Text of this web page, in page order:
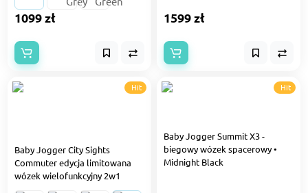
1099 zł 1599 zł
Hit
Baby Jogger City Sights
Commuter edycja limitowana
wózek wielofunkcyjny 2w1
Hit
Baby Jogger Summit X3 -
biegowy wózek spacerowy •
Midnight Black